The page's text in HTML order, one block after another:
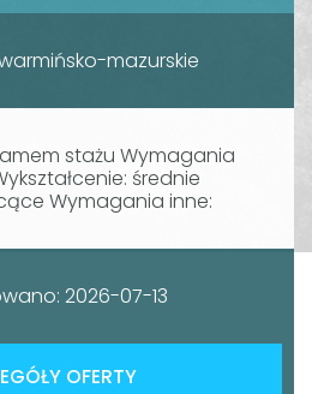
mazurskie
stażu Wymagania
średnie
Wymagania inne:
2026-07-13
OFERTY